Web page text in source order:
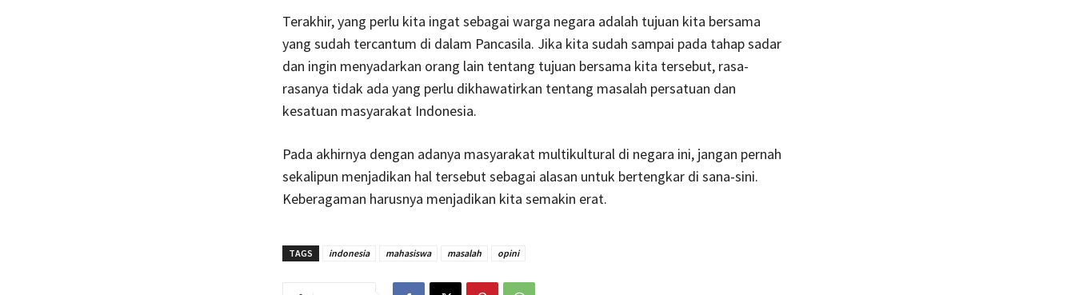
Terakhir, yang perlu kita ingat sebagai warga negara adalah tujuan kita bersama
yang sudah tercantum di dalam Pancasila. Jika kita sudah sampai pada tahap sadar
dan ingin menyadarkan orang lain tentang tujuan bersama kita tersebut, rasa-
rasanya tidak ada yang perlu dikhawatirkan tentang masalah persatuan dan
kesatuan masyarakat Indonesia.
Pada akhirnya dengan adanya masyarakat multikultural di negara ini, jangan pernah
sekalipun menjadikan hal tersebut sebagai alasan untuk bertengkar di sana-sini.
Keberagaman harusnya menjadikan kita semakin erat.
TAGS indonesia mahasiswa masalah opini